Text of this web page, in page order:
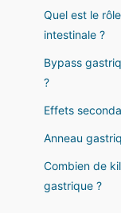
Quel est le
intestinale ?
Bypass
?
Effets
Anneau
Combien de
gastrique ?